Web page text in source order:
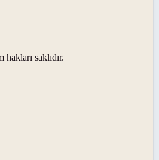
saklıdır.